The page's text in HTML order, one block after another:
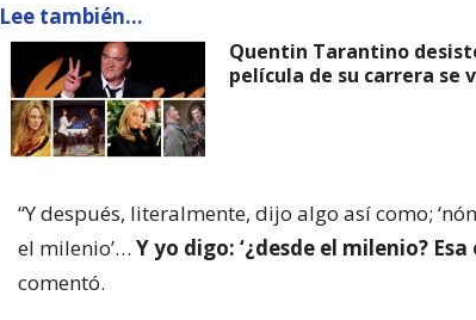
Lee también...
Quentin Tarantino
película de su carrera se
“Y después, literalmente, dijo algo así como;
el milenio’… Y yo digo: ‘¿desde el milenio?
comentó.